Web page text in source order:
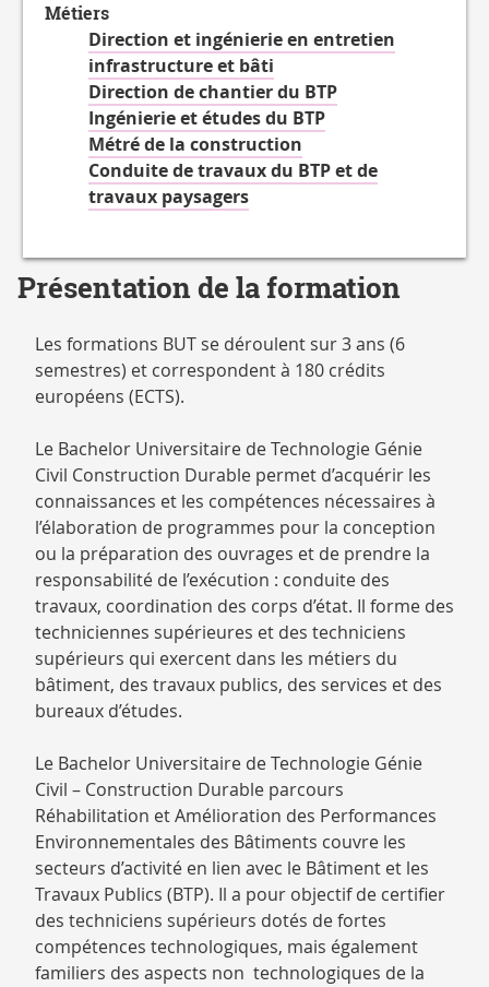
Métiers
Direction et ingénierie en entretien
infrastructure et bâti
Direction de chantier du BTP
Ingénierie et études du BTP
Métré de la construction
Conduite de travaux du BTP et de
travaux paysagers
Présentation de la formation
Les formations BUT se déroulent sur 3 ans (6
semestres) et correspondent à 180 crédits
européens (ECTS).
Le Bachelor Universitaire de Technologie Génie
Civil Construction Durable permet d’acquérir les
connaissances et les compétences nécessaires à
l’élaboration de programmes pour la conception
ou la préparation des ouvrages et de prendre la
responsabilité de l’exécution : conduite des
travaux, coordination des corps d’état. Il forme des
techniciennes supérieures et des techniciens
supérieurs qui exercent dans les métiers du
bâtiment, des travaux publics, des services et des
bureaux d’études.
Le Bachelor Universitaire de Technologie Génie
Civil – Construction Durable parcours
Réhabilitation et Amélioration des Performances
Environnementales des Bâtiments couvre les
secteurs d’activité en lien avec le Bâtiment et les
Travaux Publics (BTP). Il a pour objectif de certifier
des techniciens supérieurs dotés de fortes
compétences technologiques, mais également
familiers des aspects non technologiques de la